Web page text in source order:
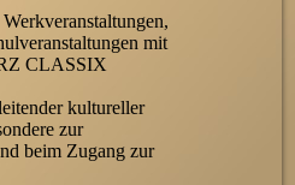
mit
CLASSIX
kultureller
zur
beim Zugang zur